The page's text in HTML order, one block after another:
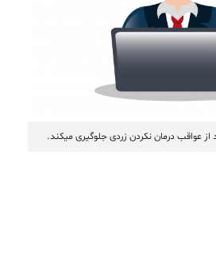
از عواقب درمان نکردن زردی جلوگیری میکند.